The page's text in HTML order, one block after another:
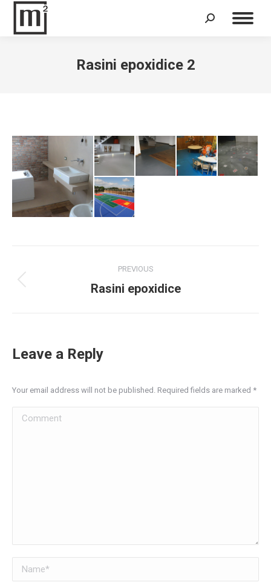
Search:
Rasini epoxidice 2
navigation
PREVIOUS
Previous
Rasini epoxidice
Leave a Reply
Your email address will not be published. Required fields are marked *
Comment
Name *